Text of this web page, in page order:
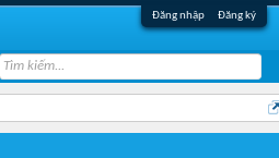
Đăng nhập Đăng ký